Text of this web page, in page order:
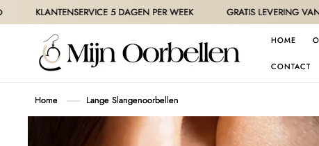
METEEN
NAAR DE
CONTENT
5 DAGEN PER WEEK GRATIS LEVERING VANAF 30€
HOME
CONTACT
Home Lange Slangenoorbellen
GA DIRECT NAAR
PRODUCTINFORMATIE